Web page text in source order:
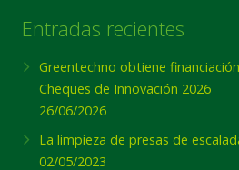
Entradas recientes
Greentechno obtiene
Cheques de Innovación 2026
26/06/2026
La limpieza de presas de
02/05/2023